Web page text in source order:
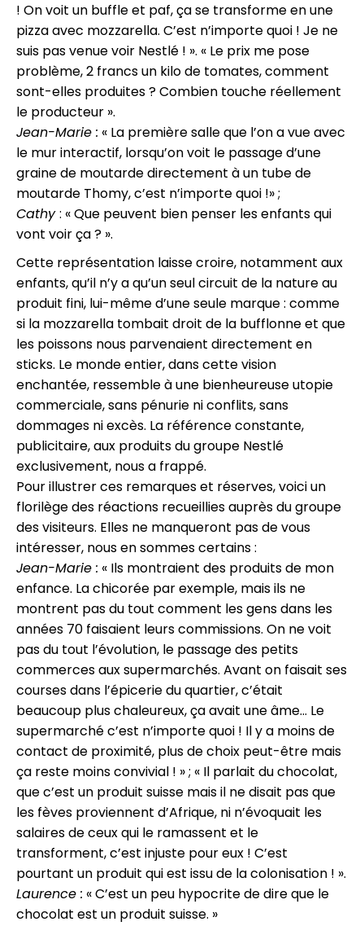
! On voit un buffle et paf, ça se transforme en une
pizza avec mozzarella. C’est n’importe quoi ! Je ne
suis pas venue voir Nestlé ! ». « Le prix me pose
problème, 2 francs un kilo de tomates, comment
sont-elles produites ? Combien touche réellement
le producteur ».
Jean-Marie : « La première salle que l’on a vue avec
le mur interactif, lorsqu’on voit le passage d’une
graine de moutarde directement à un tube de
moutarde Thomy, c’est n’importe quoi !» ;
Cathy: « Que peuvent bien penser les enfants qui
vont voir ça ? ».
Cette représentation laisse croire, notamment aux
enfants, qu’il n’y a qu’un seul circuit de la nature au
produit fini, lui-même d’une seule marque : comme
si la mozzarella tombait droit de la bufflonne et que
les poissons nous parvenaient directement en
sticks. Le monde entier, dans cette vision
enchantée, ressemble à une bienheureuse utopie
commerciale, sans pénurie ni conflits, sans
dommages ni excès. La référence constante,
publicitaire, aux produits du groupe Nestlé
exclusivement, nous a frappé.
Pour illustrer ces remarques et réserves, voici un
florilège des réactions recueillies auprès du groupe
des visiteurs. Elles ne manqueront pas de vous
intéresser, nous en sommes certains :
Jean-Marie : « Ils montraient des produits de mon
enfance. La chicorée par exemple, mais ils ne
montrent pas du tout comment les gens dans les
années 70 faisaient leurs commissions. On ne voit
pas du tout l’évolution, le passage des petits
commerces aux supermarchés. Avant on faisait ses
courses dans l’épicerie du quartier, c’était
beaucoup plus chaleureux, ça avait une âme… Le
supermarché c’est n’importe quoi ! Il y a moins de
contact de proximité, plus de choix peut-être mais
ça reste moins convivial ! » ; « Il parlait du chocolat,
que c’est un produit suisse mais il ne disait pas que
les fèves proviennent d’Afrique, ni n’évoquait les
salaires de ceux qui le ramassent et le
transforment, c’est injuste pour eux ! C’est
pourtant un produit qui est issu de la colonisation ! ».
Laurence : « C’est un peu hypocrite de dire que le
chocolat est un produit suisse. »